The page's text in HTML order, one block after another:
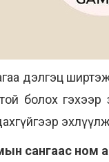
цагаа дэлгэц
болох гэхээр
сангаас ном